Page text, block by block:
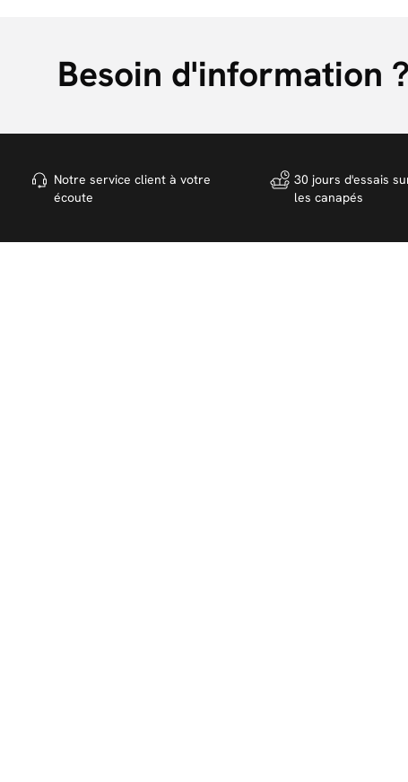
Besoin d'information ?
Notre service client à votre
écoute
30 jours d'essais
les canapés